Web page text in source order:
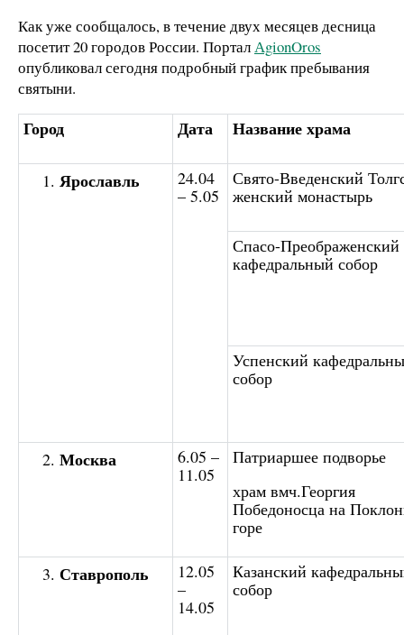
Как уже сообщалось, в течение двух месяцев десница
посетит 20 городов России. ПорталАgionOros
опубликовал сегодня подробный график пребывания
святыни.
Город Дата Название храма
Ярославль
24.04
– 5.05
Свято-Введенский
женский монастырь
Спасо-Преображенский
кафедральный собор
Успенский
собор
Москва
6.05 –
11.05
Патриаршее подворье
храм вмч.Георгия
Победоносца на
горе
Ставрополь
12.05
–
14.05
Казанский
собор